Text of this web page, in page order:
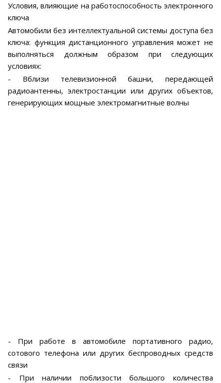
Условия, влияющие на работоспособность электронного
ключа
Автомобили без интеллектуальной системы доступа без
ключа: функция дистанционного управления может не
выполняться должным образом при следующих
условиях:
- Вблизи телевизионной башни, передающей
радиоантенны, электростанции или других объектов,
генерирующих мощные электромагнитные волны
- При работе в автомобиле портативного радио,
сотового телефона или других беспроводных средств
связи
- При наличии поблизости большого количества